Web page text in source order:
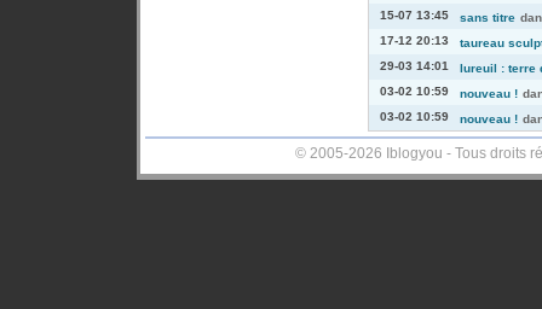
15-07 13:45
sans titre
17-12 20:13
taureau
29-03 14:01
lureuil : terre
03-02 10:59
nouveau !
03-02 10:59
nouveau !
© 2005-2026 Iblogyou - Tous droits